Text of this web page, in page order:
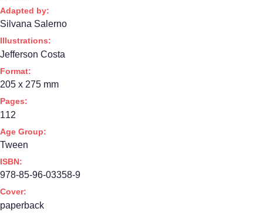
Adapted by:
Silvana Salerno
Illustrations:
Jefferson Costa
Format:
205 x 275 mm
Pages:
112
Age Group:
Tween
ISBN:
978-85-96-03358-9
Cover:
paperback